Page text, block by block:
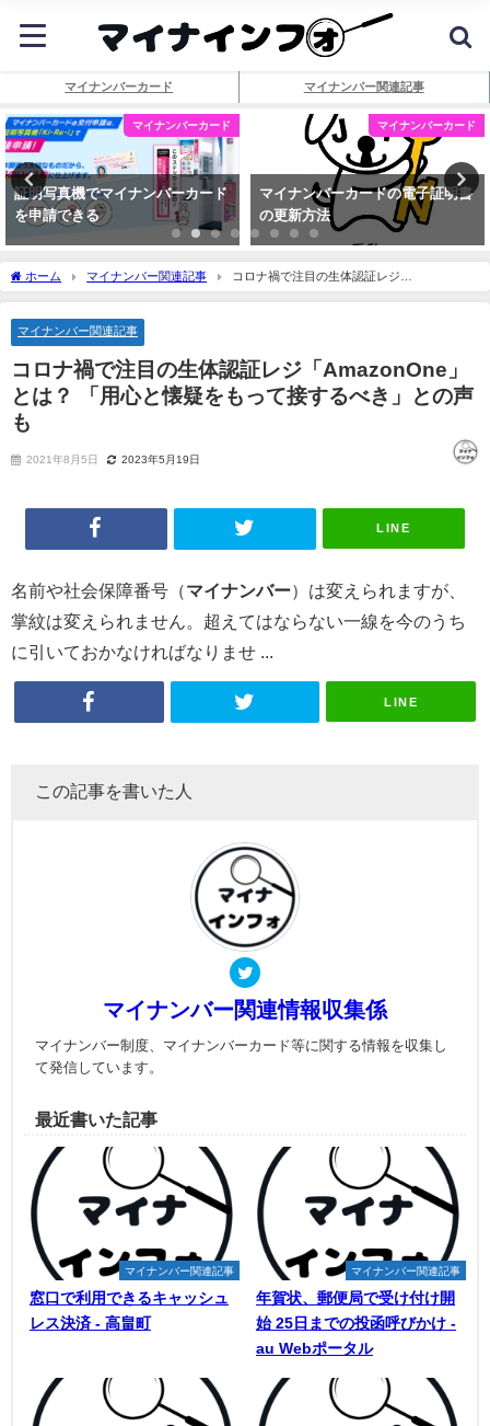
マイナンバーカード マイナンバー関連記事
マイナンバーカード
証明写真機でマイナンバーカード
を申請できる
マイナンバーカード
マイナンバーカードの電子証明書
の更新方法
ホーム マイナンバー関連記事
コロナ禍で注目の生体認証レジ
「AmazonOne」とは？ 「用心と懐疑をもって接するべき」との声も
マイナンバー関連記事
コロナ禍で注目の生体認証レジ「AmazonOne」
とは？ 「用心と懐疑をもって接するべき」との声
も
2021年8月5日 2023年5月19日
LINE
名前や社会保障番号（マイナンバー）は変えられますが、
掌紋は変えられません。超えてはならない一線を今のうち
に引いておかなければなりませ ...
LINE
この記事を書いた人
マイナンバー関連情報収集係
マイナンバー制度、マイナンバーカード等に関する情報を収集し
て発信しています。
最近書いた記事
マイナンバー関連記事
窓口で利用できるキャッシュ
レス決済 - 高畠町
マイナンバー関連記事
年賀状、郵便局で受け付け開
始 25日までの投函呼びかけ -
au Webポータル